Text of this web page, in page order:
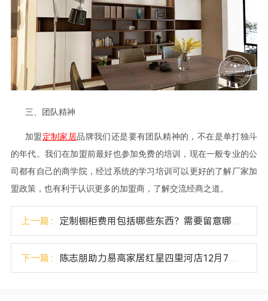
三、团队精神
加盟 定制家居品牌我们还是要有团队精神的，不在是单打独斗
的年代。我们在加盟前最好也参加免费的培训，现在一般专业的公
司都有自己的商学院，经过系统的学习培训可以更好的了解厂家加
盟政策，也有利于认识更多的加盟商，了解交流经商之道。
上一篇： 定制橱柜费用包括哪些东西？需要留意哪些？
下一篇： 陈志朋助力易高家居红星四里河店12月7日盛装开业